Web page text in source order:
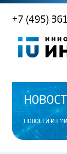
+7 (495)
НОВОСТИ ИЗ